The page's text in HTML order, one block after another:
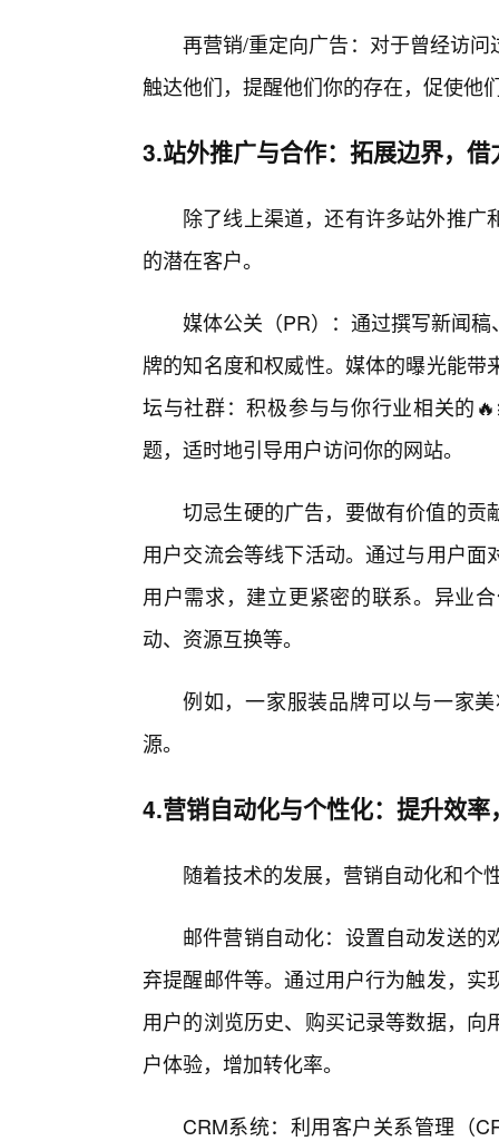
再营销/重定向广告：对于曾经访
触达他们，提醒他们你的存在，促使他
3.站外推广与合作：拓展边界，借
除了线上渠道，还有许多站外推
的潜在客户。
媒体公关（PR）：通过撰写新闻
牌的知名度和权威性。媒体的曝光能
坛与社群：积极参与与你行业相关的
题，适时地引导用户访问你的网站。
切忌生硬的广告，要做有价值的贡
用户交流会等线下活动。通过与用户
用户需求，建立更紧密的联系。异业
动、资源互换等。
例如，一家服装品牌可以与一家
源。
4.营销自动化与个性化：提升效率
随着技术的发展，营销自动化和个
邮件营销自动化：设置自动发送
弃提醒邮件等。通过用户行为触发，
用户的浏览历史、购买记录等数据，
户体验，增加转化率。
CRM系统：利用客户关系管理（